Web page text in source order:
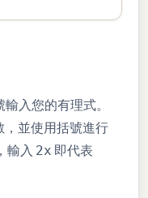
入您的有理式。
，並使用括號進行
輸入 2x 即代表